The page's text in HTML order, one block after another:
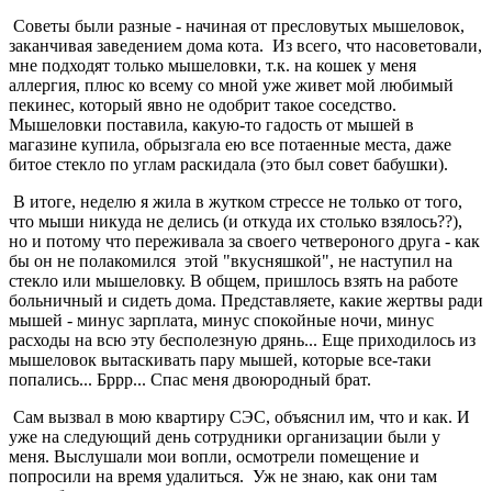
Советы были разные - начиная от пресловутых мышеловок,
заканчивая заведением дома кота. Из всего, что насоветовали,
мне подходят только мышеловки, т.к. на кошек у меня
аллергия, плюс ко всему со мной уже живет мой любимый
пекинес, который явно не одобрит такое соседство.
Мышеловки поставила, какую-то гадость от мышей в
магазине купила, обрызгала ею все потаенные места, даже
битое стекло по углам раскидала (это был совет бабушки).
В итоге, неделю я жила в жутком стрессе не только от того,
что мыши никуда не делись (и откуда их столько взялось??),
но и потому что переживала за своего четвероного друга - как
бы он не полакомился этой "вкусняшкой", не наступил на
стекло или мышеловку. В общем, пришлось взять на работе
больничный и сидеть дома. Представляете, какие жертвы ради
мышей - минус зарплата, минус спокойные ночи, минус
расходы на всю эту бесполезную дрянь... Еще приходилось из
мышеловок вытаскивать пару мышей, которые все-таки
попались... Бррр... Спас меня двоюродный брат.
Сам вызвал в мою квартиру СЭС, объяснил им, что и как. И
уже на следующий день сотрудники организации были у
меня. Выслушали мои вопли, осмотрели помещение и
попросили на время удалиться. Уж не знаю, как они там